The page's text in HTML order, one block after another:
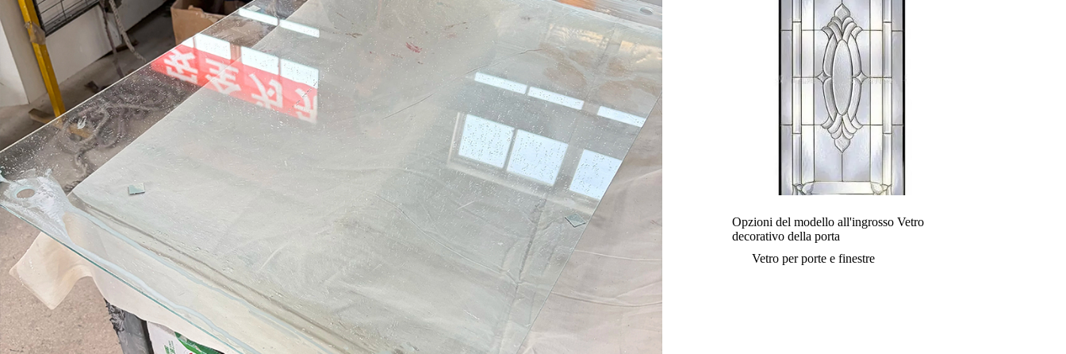
Opzioni del modello all'ingrosso Vetro
decorativo della porta
Vetro per porte e finestre